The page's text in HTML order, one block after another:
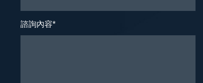
諮詢內容*